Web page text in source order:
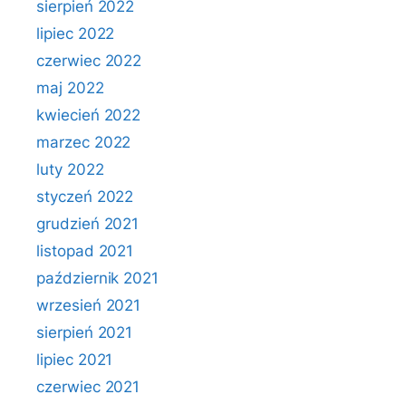
sierpień 2022
lipiec 2022
czerwiec 2022
maj 2022
kwiecień 2022
marzec 2022
luty 2022
styczeń 2022
grudzień 2021
listopad 2021
październik 2021
wrzesień 2021
sierpień 2021
lipiec 2021
czerwiec 2021